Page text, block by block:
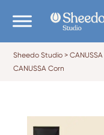
Sheedo Studio >CANUSSA
CANUSSA Corn